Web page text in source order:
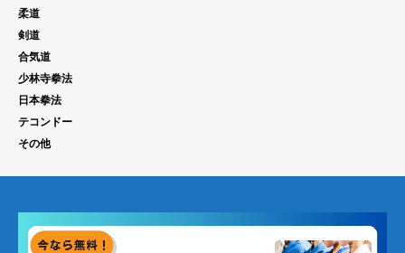
柔道
剣道
合気道
少林寺拳法
日本拳法
テコンドー
その他